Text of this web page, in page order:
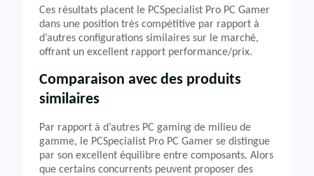
Ces résultats placent le PCSpecialist Pro PC Gamer
dans une position très compétitive par rapport à
d’autres configurations similaires sur le marché,
offrant un excellent rapport performance/prix.
Comparaison avec des produits
similaires
Par rapport à d’autres PC gaming de milieu de
gamme, le PCSpecialist Pro PC Gamer se distingue
par son excellent équilibre entre composants. Alors
que certains concurrents peuvent proposer des